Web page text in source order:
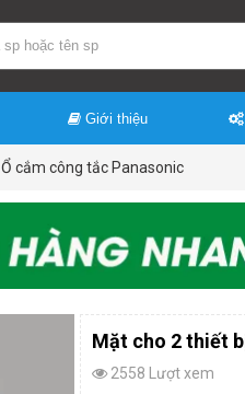
Giới thiệu
Ổ cắm công tắc Panasonic
Mặt cho 2 thiết
2558 Lượt xem